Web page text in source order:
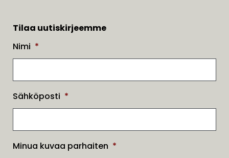
Tilaa uutiskirjeemme
Nimi *
Sähköposti *
Minua kuvaa parhaiten *